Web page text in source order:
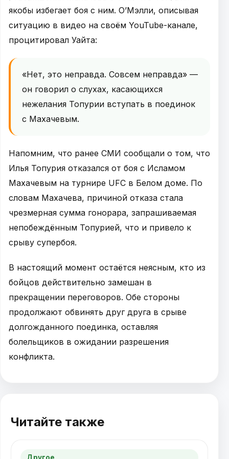
якобы избегает боя с ним. О’Мэлли, описывая
ситуацию в видео на своём YouTube-канале,
процитировал Уайта:
«Нет, это неправда. Совсем неправда» —
он говорил о слухах, касающихся
нежелания Топурии вступать в поединок
с Махачевым.
Напомним, что ранее СМИ сообщали о том, что
Илья Топурия отказался от боя с Исламом
Махачевым на турнире UFC в Белом доме. По
словам Махачева, причиной отказа стала
чрезмерная сумма гонорара, запрашиваемая
непобеждённым Топурией, что и привело к
срыву супербоя.
В настоящий момент остаётся неясным, кто из
бойцов действительно замешан в
прекращении переговоров. Обе стороны
продолжают обвинять друг друга в срыве
долгожданного поединка, оставляя
болельщиков в ожидании разрешения
конфликта.
Читайте также
Другое